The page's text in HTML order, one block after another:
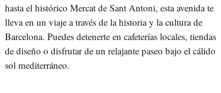
hasta el histórico Mercat de Sant Antoni, esta avenida te
lleva en un viaje a través de la historia y la cultura de
Barcelona. Puedes detenerte en cafeterías locales, tiendas
de diseño o disfrutar de un relajante paseo bajo el cálido
sol mediterráneo.